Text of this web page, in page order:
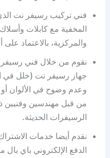
فني تركيب رسيفر نت
المخفية مع كابلات
والمركزية، بالاعتماد
نقوم من خلال فني
جهاز رسيفر نت (خلل في
وعدم وضوح في الألوان أو
من قبل مهندسين وفنيين
الرسيفرات الحديثة.
نقدم أيضا خدمات
الدفع الإلكتروني باي